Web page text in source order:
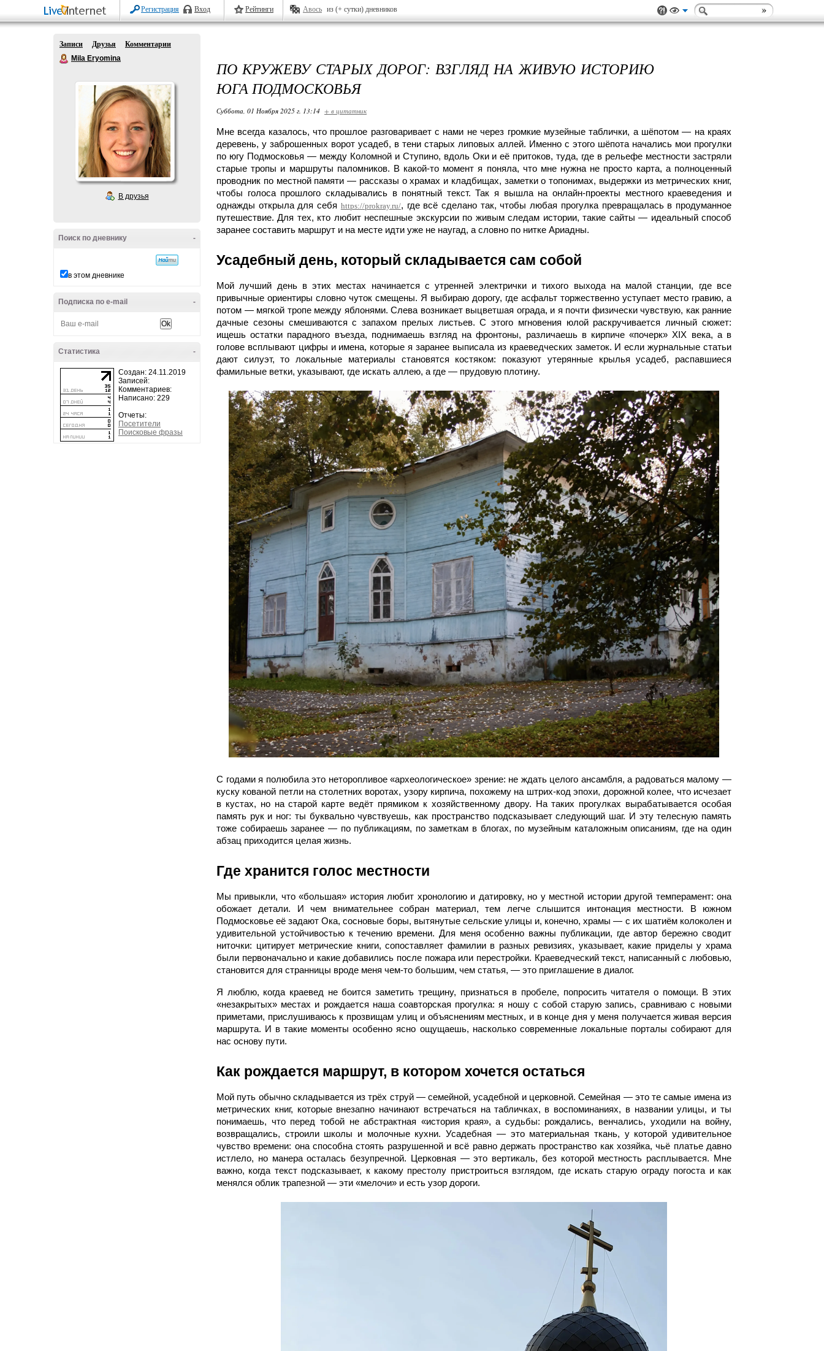
Регистрация Вход Рейтинги Авось из (+ сутки) дневников
Записи Друзья
Комментарии
Mila Eryomina
В друзья
-
Поиск по дневнику
в этом дневнике
-
Подписка по e-mail
-
Статистика
Создан: 24.11.2019
Записей:
Комментариев:
Написано: 229
Отчеты:
Посетители
Поисковые фразы
ПО КРУЖЕВУ СТАРЫХ ДОРОГ: ВЗГЛЯД НА ЖИВУЮ ИСТОРИЮ
ЮГА ПОДМОСКОВЬЯ
Суббота, 01 Ноября 2025 г. 13:14 + в цитатник
Мне всегда казалось, что прошлое разговаривает с нами не через громкие музейные таблички, а шёпотом — на краях
деревень, у заброшенных ворот усадеб, в тени старых липовых аллей. Именно с этого шёпота начались мои прогулки
по югу Подмосковья — между Коломной и Ступино, вдоль Оки и её притоков, туда, где в рельефе местности застряли
старые тропы и маршруты паломников. В какой-то момент я поняла, что мне нужна не просто карта, а полноценный
проводник по местной памяти — рассказы о храмах и кладбищах, заметки о топонимах, выдержки из метрических книг,
чтобы голоса прошлого складывались в понятный текст. Так я вышла на онлайн-проекты местного краеведения и
однажды открыла для себя https://prokray.ru/, где всё сделано так, чтобы любая прогулка превращалась в продуманное
путешествие. Для тех, кто любит неспешные экскурсии по живым следам истории, такие сайты — идеальный способ
заранее составить маршрут и на месте идти уже не наугад, а словно по нитке Ариадны.
Усадебный день, который складывается сам собой
Мой лучший день в этих местах начинается с утренней электрички и тихого выхода на малой станции, где все
привычные ориентиры словно чуток смещены. Я выбираю дорогу, где асфальт торжественно уступает место гравию, а
потом — мягкой тропе между яблонями. Слева возникает выцветшая ограда, и я почти физически чувствую, как ранние
дачные сезоны смешиваются с запахом прелых листьев. С этого мгновения юлой раскручивается личный сюжет:
ищешь остатки парадного въезда, поднимаешь взгляд на фронтоны, различаешь в кирпиче «почерк» XIX века, а в
голове всплывают цифры и имена, которые я заранее выписала из краеведческих заметок. И если журнальные статьи
дают силуэт, то локальные материалы становятся костяком: показуют утерянные крылья усадеб, распавшиеся
фамильные ветки, указывают, где искать аллею, а где — прудовую плотину.
С годами я полюбила это неторопливое «археологическое» зрение: не ждать целого ансамбля, а радоваться малому —
куску кованой петли на столетних воротах, узору кирпича, похожему на штрих-код эпохи, дорожной колее, что исчезает
в кустах, но на старой карте ведёт прямиком к хозяйственному двору. На таких прогулках вырабатывается особая
память рук и ног: ты буквально чувствуешь, как пространство подсказывает следующий шаг. И эту телесную память
тоже собираешь заранее — по публикациям, по заметкам в блогах, по музейным каталожным описаниям, где на один
абзац приходится целая жизнь.
Где хранится голос местности
Мы привыкли, что «большая» история любит хронологию и датировку, но у местной истории другой темперамент: она
обожает детали. И чем внимательнее собран материал, тем легче слышится интонация местности. В южном
Подмосковье её задают Ока, сосновые боры, вытянутые сельские улицы и, конечно, храмы — с их шатиём колоколен и
удивительной устойчивостью к течению времени. Для меня особенно важны публикации, где автор бережно сводит
ниточки: цитирует метрические книги, сопоставляет фамилии в разных ревизиях, указывает, какие приделы у храма
были первоначально и какие добавились после пожара или перестройки. Краеведческий текст, написанный с любовью,
становится для странницы вроде меня чем-то большим, чем статья, — это приглашение в диалог.
Я люблю, когда краевед не боится заметить трещину, признаться в пробеле, попросить читателя о помощи. В этих
«незакрытых» местах и рождается наша соавторская прогулка: я ношу с собой старую запись, сравниваю с новыми
приметами, прислушиваюсь к прозвищам улиц и объяснениям местных, и в конце дня у меня получается живая версия
маршрута. И в такие моменты особенно ясно ощущаешь, насколько современные локальные порталы собирают для
нас основу пути.
Как рождается маршрут, в котором хочется остаться
Мой путь обычно складывается из трёх струй — семейной, усадебной и церковной. Семейная — это те самые имена из
метрических книг, которые внезапно начинают встречаться на табличках, в воспоминаниях, в названии улицы, и ты
понимаешь, что перед тобой не абстрактная «история края», а судьбы: рождались, венчались, уходили на войну,
возвращались, строили школы и молочные кухни. Усадебная — это материальная ткань, у которой удивительное
чувство времени: она способна стоять разрушенной и всё равно держать пространство как хозяйка, чьё платье давно
истлело, но манера осталась безупречной. Церковная — это вертикаль, без которой местность расплывается. Мне
важно, когда текст подсказывает, к какому престолу пристроиться взглядом, где искать старую ограду погоста и как
менялся облик трапезной — эти «мелочи» и есть узор дороги.